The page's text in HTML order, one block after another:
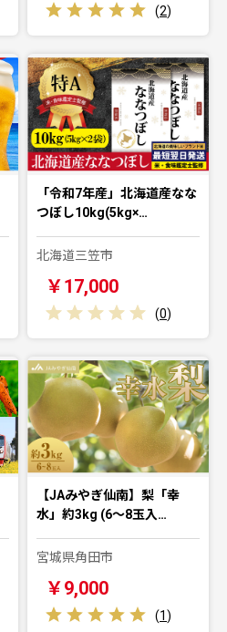
(2)
「令和7年産」北海道産なな
つぼし10kg(5kg×…
北海道三笠市
￥17,000
(0)
【JAみやぎ仙南】梨「幸
水」約3kg (6～8玉入…
宮城県角田市
￥9,000
(1)